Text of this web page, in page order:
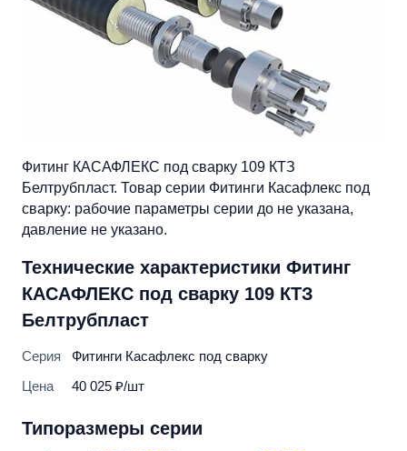
Фитинг КАСАФЛЕКС под сварку 109 КТЗ
Белтрубпласт. Товар серии Фитинги Касафлекс под
сварку: рабочие параметры серии до не указана,
давление не указано.
Технические характеристики Фитинг
КАСАФЛЕКС под сварку 109 КТЗ
Белтрубпласт
Серия
Фитинги Касафлекс под сварку
Цена
40 025 ₽/шт
Типоразмеры серии